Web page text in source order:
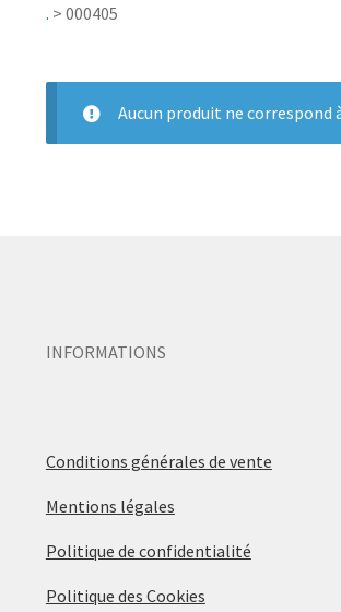
. > 000405
Aucun produit ne correspond
INFORMATIONS
Conditions générales de vente
Mentions légales
Politique de confidentialité
Politique des Cookies